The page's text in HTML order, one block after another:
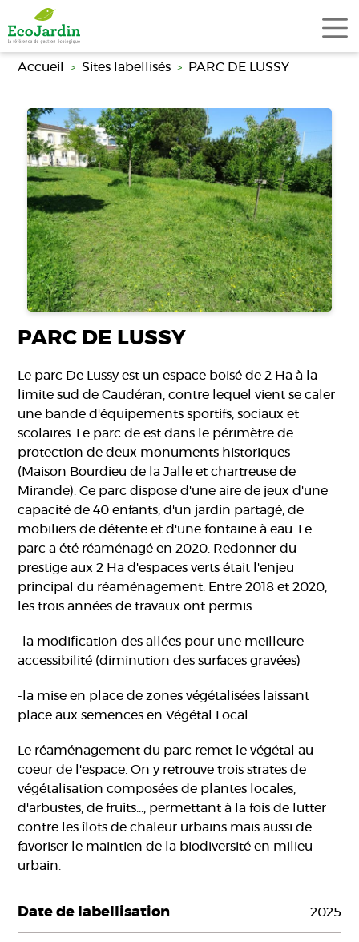
Aller au contenu principal
Accueil Sites labellisés PARC DE LUSSY
PARC DE LUSSY
Le parc De Lussy est un espace boisé de 2 Ha à la
limite sud de Caudéran, contre lequel vient se caler
une bande d'équipements sportifs, sociaux et
scolaires. Le parc de est dans le périmètre de
protection de deux monuments historiques
(Maison Bourdieu de la Jalle et chartreuse de
Mirande). Ce parc dispose d'une aire de jeux d'une
capacité de 40 enfants, d'un jardin partagé, de
mobiliers de détente et d'une fontaine à eau. Le
parc a été réaménagé en 2020. Redonner du
prestige aux 2 Ha d'espaces verts était l'enjeu
principal du réaménagement. Entre 2018 et 2020,
les trois années de travaux ont permis:
-la modification des allées pour une meilleure
accessibilité (diminution des surfaces gravées)
-la mise en place de zones végétalisées laissant
place aux semences en Végétal Local.
Le réaménagement du parc remet le végétal au
coeur de l'espace. On y retrouve trois strates de
végétalisation composées de plantes locales,
d'arbustes, de fruits..., permettant à la fois de lutter
contre les îlots de chaleur urbains mais aussi de
favoriser le maintien de la biodiversité en milieu
urbain.
Date de labellisation 2025